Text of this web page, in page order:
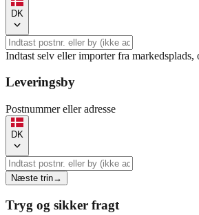
DK
Indtast selv eller importer fra markedsplads,
Leveringsby
Postnummer eller adresse
DK
Næste trin→
Tryg og sikker fragt